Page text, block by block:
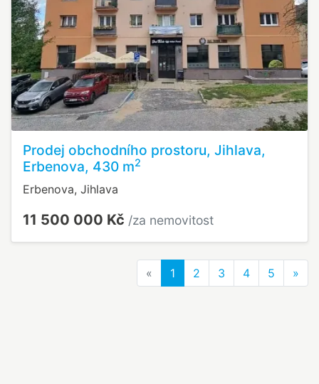
Prodej obchodního prostoru, Jihlava,
Erbenova, 430 m2
Erbenova, Jihlava
11 500 000 Kč /za nemovitost
« Previous
1 2 3 4 5 »